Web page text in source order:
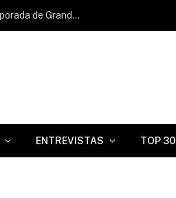
Aroldis Chapman logra su segundo éxito en la temporada de Grandes Ligas
ENTREVISTAS TOP 30